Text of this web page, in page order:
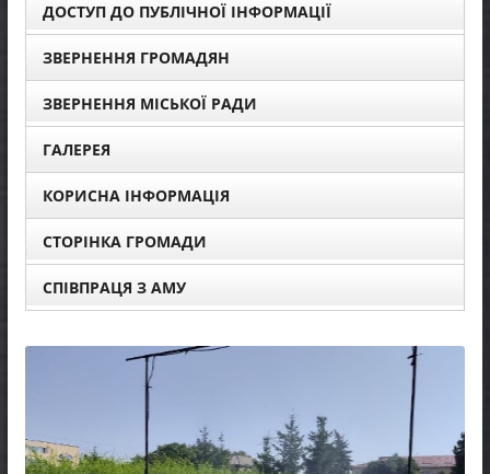
ДОСТУП ДО ПУБЛІЧНОЇ ІНФОРМАЦІЇ
ЗВЕРНЕННЯ ГРОМАДЯН
ЗВЕРНЕННЯ МІСЬКОЇ РАДИ
ГАЛЕРЕЯ
КОРИСНА ІНФОРМАЦІЯ
СТОРІНКА ГРОМАДИ
СПІВПРАЦЯ З АМУ